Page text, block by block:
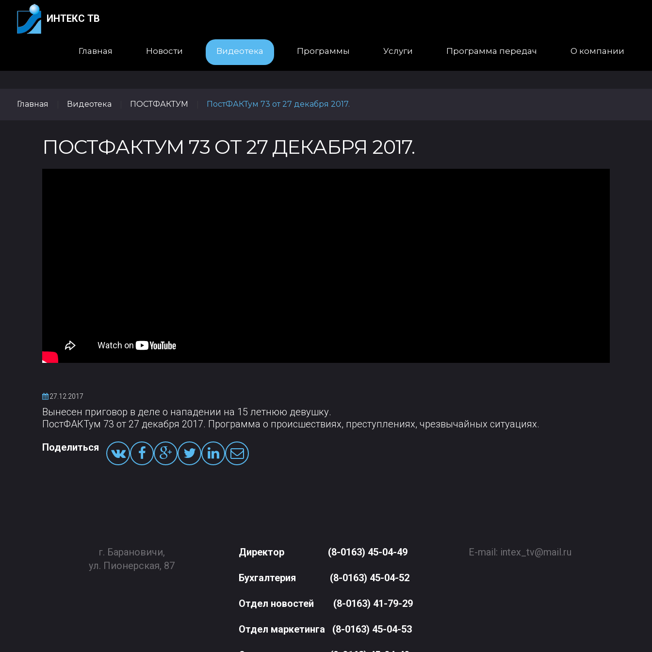
ИНТЕКС ТВ
Главная Новости Видеотека Программы Услуги Программа передач О компании
Главная Видеотека ПОСТФАКТУМ ПостФАКТум 73 от 27 декабря 2017.
ПОСТФАКТУМ 73 ОТ 27 ДЕКАБРЯ 2017.
27.12.2017
Вынесен приговор в деле о нападении на 15 летнюю девушку.
ПостФАКТум 73 от 27 декабря 2017. Программа о происшествиях, преступлениях, чрезвычайных ситуациях.
Поделиться
г. Барановичи,
ул. Пионерская, 87
Директор (8-0163) 45-04-49
Бухгалтерия (8-0163) 45-04-52
Отдел новостей (8-0163) 41-79-29
Отдел маркетинга (8-0163) 45-04-53
E-mail: intex_tv@mail.ru